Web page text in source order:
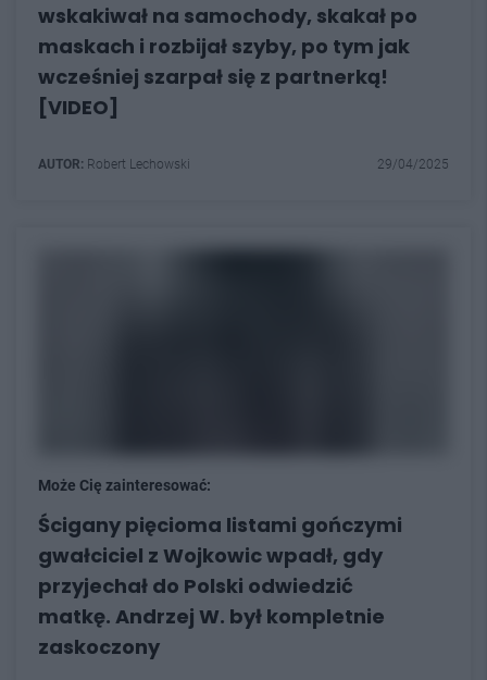
wskakiwał na samochody, skakał po
maskach i rozbijał szyby, po tym jak
wcześniej szarpał się z partnerką!
[VIDEO]
AUTOR: Robert Lechowski 29/04/2025
Może Cię zainteresować:
Ścigany pięcioma listami gończymi
gwałciciel z Wojkowic wpadł, gdy
przyjechał do Polski odwiedzić
matkę. Andrzej W. był kompletnie
zaskoczony